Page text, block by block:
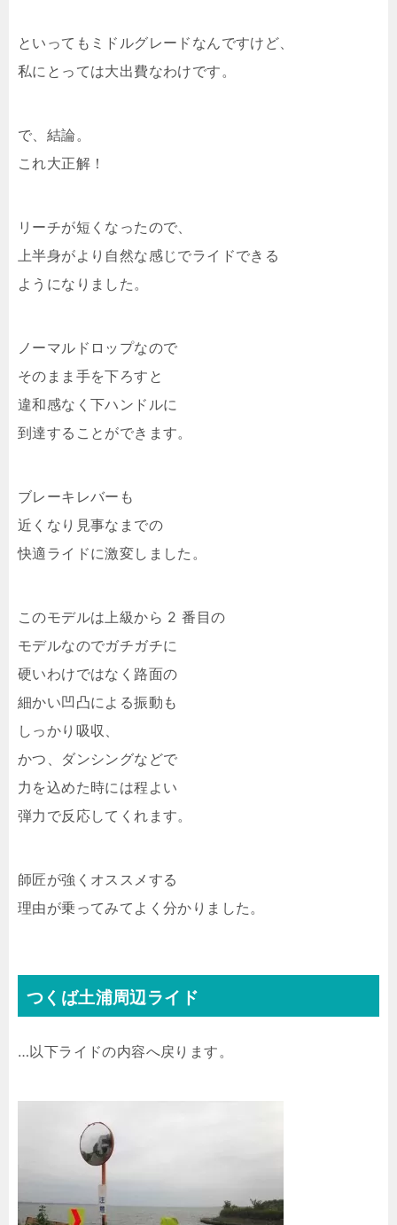
といってもミドルグレードなんですけど、
私にとっては大出費なわけです。
で、結論。
これ大正解！
リーチが短くなったので、
上半身がより自然な感じでライドできる
ようになりました。
ノーマルドロップなので
そのまま手を下ろすと
違和感なく下ハンドルに
到達することができます。
ブレーキレバーも
近くなり見事なまでの
快適ライドに激変しました。
このモデルは上級から 2 番目の
モデルなのでガチガチに
硬いわけではなく路面の
細かい凹凸による振動も
しっかり吸収、
かつ、ダンシングなどで
力を込めた時には程よい
弾力で反応してくれます。
師匠が強くオススメする
理由が乗ってみてよく分かりました。
つくば土浦周辺ライド
…以下ライドの内容へ戻ります。